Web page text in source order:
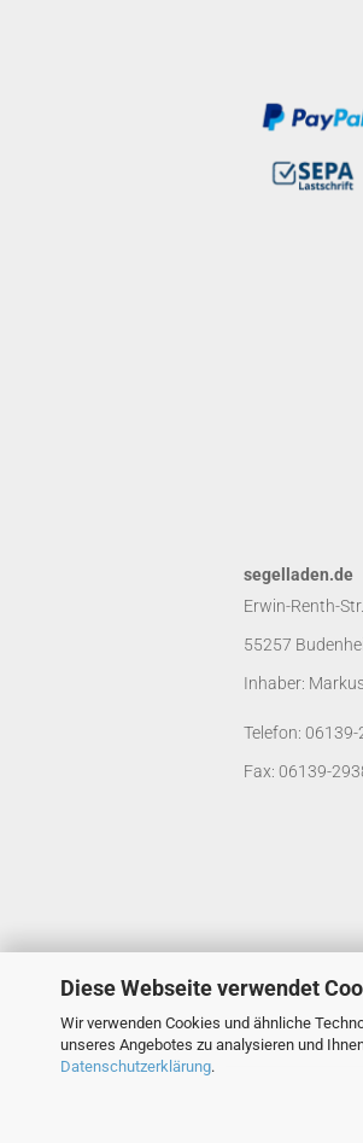
Diese Webseite verwendet
Wir verwenden Cookies und ähnliche
unseres Angebotes zu analysieren und
Datenschutzerklärung.
segelladen.de
Erwin-Renth-
55257
Inhaber:
Telefon:
Fax: 06139-